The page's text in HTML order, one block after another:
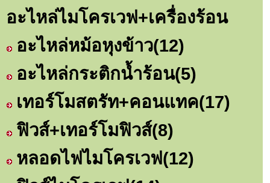
อะไหล่ไมโครเวฟ+เครื่องร้อน
อะไหล่หม้อหุงข้าว(12)
อะไหล่กระติกน้ำร้อน(5)
เทอร์โมสตรัท+คอนแทค(17)
ฟิวส์+เทอร์โมฟิวส์(8)
หลอดไฟไมโครเวฟ(12)